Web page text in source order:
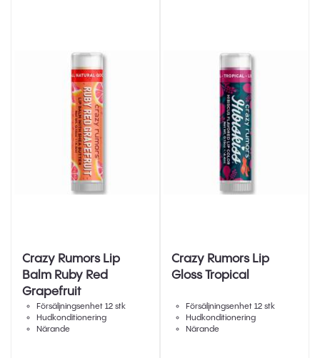
Crazy Rumors Lip
Balm Ruby Red
Grapefruit
Försäljningsenhet 12 stk
Hudkonditionering
Närande
Crazy Rumors Lip
Gloss Tropical
Försäljningsenhet 12 stk
Hudkonditionering
Närande